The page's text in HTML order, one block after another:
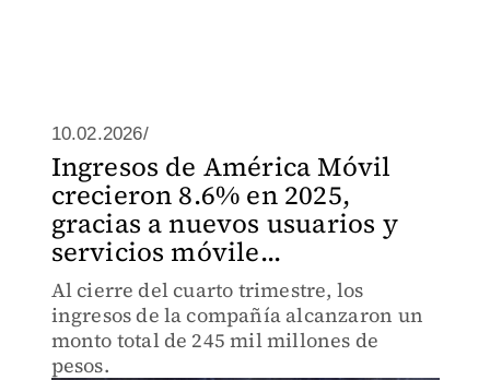
10.02.2026/
Ingresos de América Móvil
crecieron 8.6% en 2025,
gracias a nuevos usuarios y
servicios móvile...
Al cierre del cuarto trimestre, los
ingresos de la compañía alcanzaron un
monto total de 245 mil millones de
pesos.